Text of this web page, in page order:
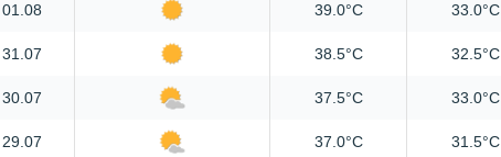
01.08 39.0°C 33.0°C
31.07 38.5°C 32.5°C
30.07 37.5°C 33.0°C
29.07 37.0°C 31.5°C